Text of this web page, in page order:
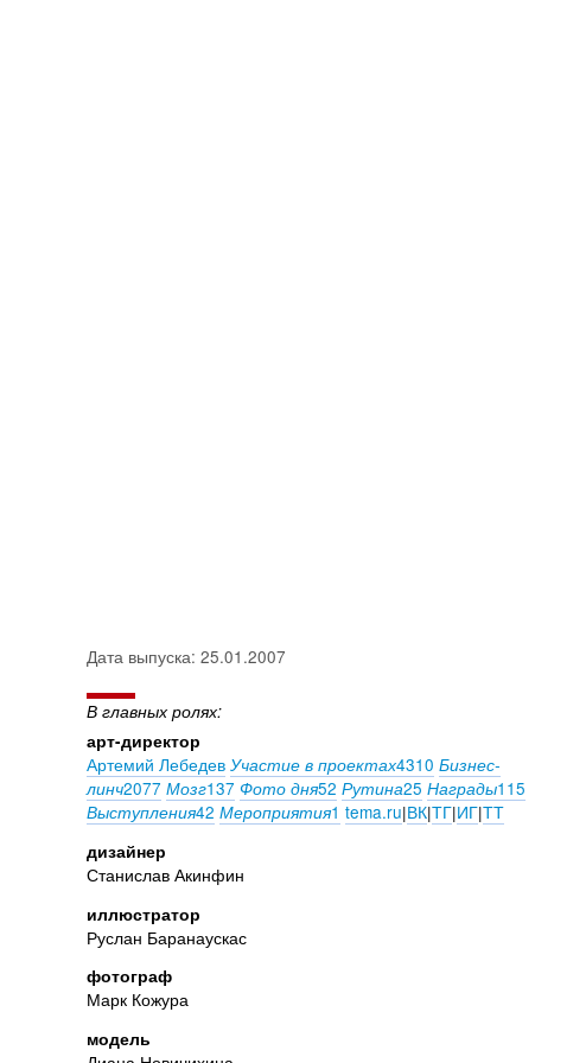
Дата выпуска: 25.01.2007
В главных ролях:
арт-директор
Артемий Лебедев Участие в проектах4310 Бизнес-
линч2077 Мозг137 Фото дня52 Рутина25 Награды115
Выступления42 Мероприятия1 tema.ru|ВК|ТГ|ИГ|ТТ
дизайнер
Станислав Акинфин
иллюстратор
Руслан Баранаускас
фотограф
Марк Кожура
модель